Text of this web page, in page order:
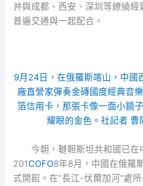
并與成都、西安、深圳等繚繞
普遍交通與一起配合。
9月24日，在俄羅斯喀山，中國
廠直營家彈奏金磚國度經典音
箔信用卡，那張卡像一面小鏡
耀眼的金色。社記者 曹
今朝，韃靼斯坦共和國已在
201COFO8年8月，中國在俄羅
式開館。在“長江-伏爾加河”處